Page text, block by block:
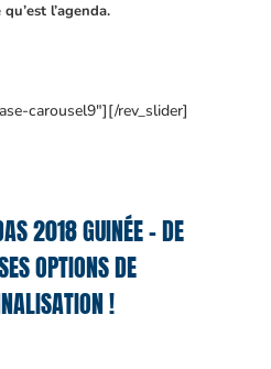
l’agenda.
carousel9″][/rev_slider]
2018 GUINÉE – DE
OPTIONS DE
!